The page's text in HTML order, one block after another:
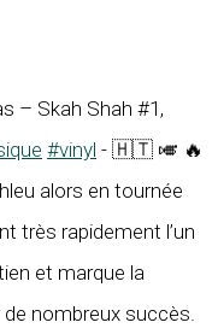
– Skah Shah #1,
#vinyl - 🇭🇹 🎺 🔥
alors en tournée
très rapidement l’un
et marque la
nombreux succès.